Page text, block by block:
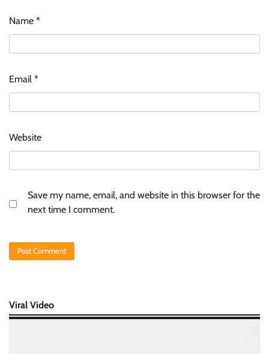
Name *
Email *
Website
Save my name, email, and website in this browser for the
next time I comment.
Viral Video